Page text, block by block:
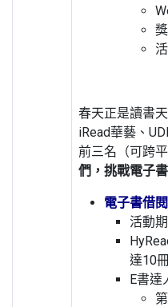
春天正是讀書
iRead華藝、
前三名（可跨
們，挑戰電子
電子書借
活動
達10
E書達